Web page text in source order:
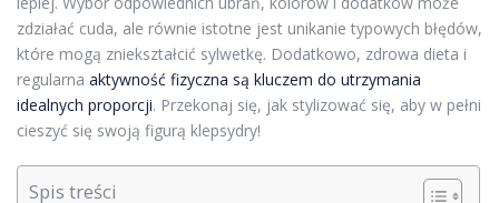
zdziałać cuda, ale równie istotne jest unikanie typowych błędów,
które mogą zniekształcić sylwetkę. Dodatkowo, zdrowa dieta i
regularna aktywność fizyczna są kluczem do utrzymania
idealnych proporcji. Przekonaj się, jak stylizować się, aby w pełni
cieszyć się swoją figurą klepsydry!
Spis treści